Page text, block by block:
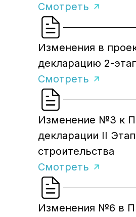
Смотреть
Изменения в
декларацию 2-
Смотреть
Изменение №3 к
декларации II Этап
строительства
Смотреть
Изменения №6 в